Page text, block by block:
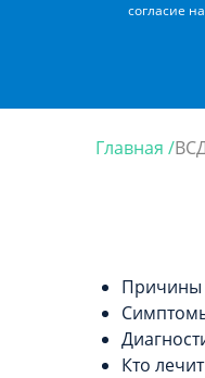
согласие на
Главная /
Причины
Кто